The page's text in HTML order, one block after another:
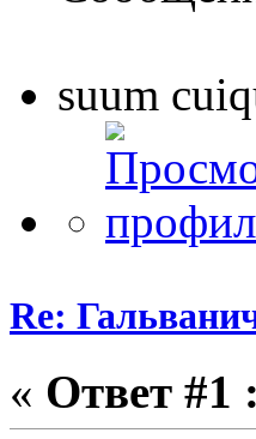
suum
Re:
« Ответ #1 :